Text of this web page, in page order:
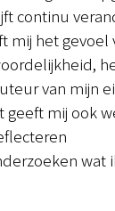
continu
mij het gevoel
van mijn
geeft mij ook
wat